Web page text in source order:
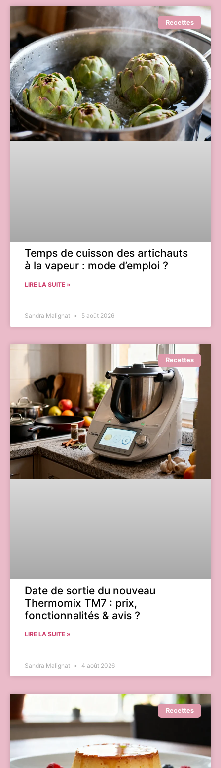
Recettes
Temps de cuisson des artichauts
à la vapeur : mode d’emploi ?
LIRE LA SUITE »
Sandra Malignat 5 août 2026
Recettes
Date de sortie du nouveau
Thermomix TM7 : prix,
fonctionnalités & avis ?
LIRE LA SUITE »
Sandra Malignat 4 août 2026
Recettes